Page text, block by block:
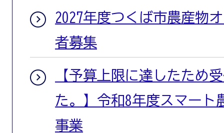
2027年度つくば市農産物
者募集
【予算上限に達したため
た。】令和8年度スマート
事業